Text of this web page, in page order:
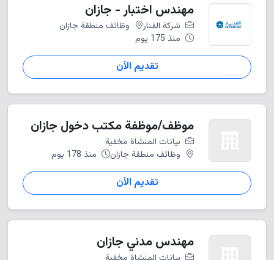
مهندس اختبار - جازان
شركة الفنار
وظائف منطقة جازان
منذ 175 يوم
تقديم الآن
موظف/موظفة مكتب دخول جازان
بيانات المنشاة مخفية
وظائف منطقة جازان
منذ 178 يوم
تقديم الآن
مهندس مدني جازان